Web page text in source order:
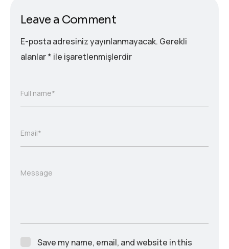
Leave a Comment
E-posta adresiniz yayınlanmayacak. Gerekli
alanlar* ile işaretlenmişlerdir
Full name*
Email*
Message
Save my name, email, and website in this